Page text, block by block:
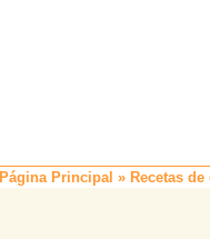
Página Principal » Recetas